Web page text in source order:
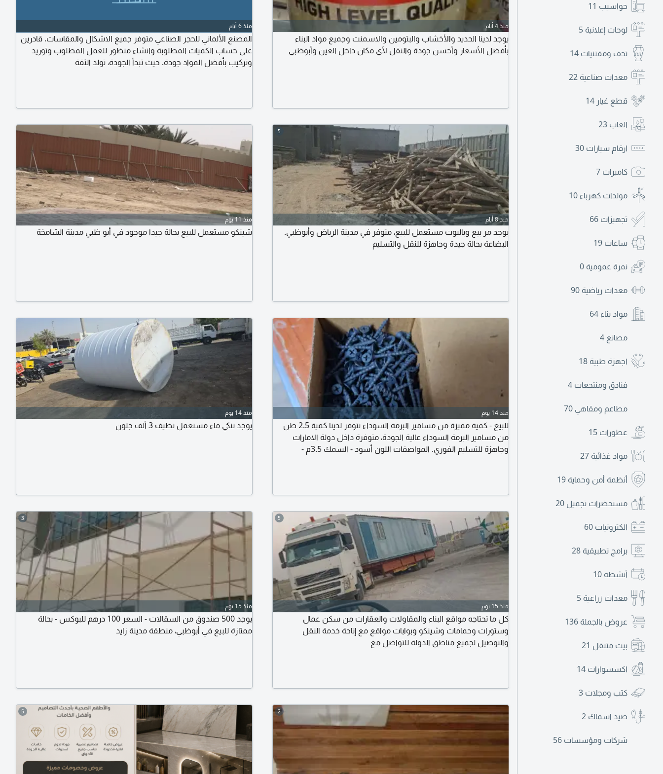
حواسيب 11
لوحات إعلانية 5
تحف ومقتنيات 14
معدات صناعية 22
قطع غيار 14
العاب 23
ارقام سيارات 30
كاميرات 7
مولدات كهرباء 10
تجهيزات 66
ساعات 19
نمرة عمومية 0
معدات رياضية 90
مواد بناء 64
مصانع 4
اجهزة طبية 18
فنادق ومنتجعات 4
مطاعم ومقاهي 70
عطورات 15
مواد غذائية 27
أنظمة أمن وحماية 19
مستحضرات تجميل 20
الكترونيات 60
برامج تطبيقية 28
أنشطة 10
معدات زراعية 5
عروض بالجملة 136
بيت متنقل 21
اكسسوارات 14
كتب ومجلات 3
صيد اسماك 2
شركات ومؤسسات 56
منذ 4 أيام
يوجد لدينا الحديد والأخشاب والبتومين والاسمنت وجميع مواد البناء
بأفضل الأسعار وأحسن جودة والنقل لأي مكان داخل العين وأبوظبي
منذ 6 أيام
المصنع الألماني للحجر الصناعي متوفر جميع الاشكال والمقاسات. قادرين
على حساب الكميات المطلوبة وانشاء منظور للعمل المطلوب وتوريد
وتركيب بأفضل المواد جودة. حيث تبدأ الجودة، تولد الثقة
5
منذ 8 أيام
يوجد مر بيع وباليوت مستعمل للبيع، متوفر في مدينة الرياض وأبوظبي.
البضاعة بحالة جيدة وجاهزة للنقل والتسليم
منذ 11 يوم
شينكو مستعمل للبيع بحالة جيدا موجود في أبو ظبي مدينة الشامخة
منذ 14 يوم
للبيع - كمية مميزة من مسامير البرمة السوداء تتوفر لدينا كمية 2.5 طن
من مسامير البرمة السوداء عالية الجودة، متوفرة داخل دولة الامارات
وجاهزة للتسليم الفوري. المواصفات اللون أسود - السمك 3.5م -
منذ 14 يوم
يوجد تنكي ماء مستعمل نظيف 3 ألف جلون
5
منذ 15 يوم
كل ما تحتاجه مواقع البناء والمقاولات والعقارات من سكن عمال
وستورات وحمامات وشينكو وبوابات مواقع مع إتاحة خدمة النقل
والتوصيل لجميع مناطق الدولة للتواصل مع
3
منذ 15 يوم
يوجد 500 صندوق من السقالات - السعر 100 درهم للبوكس - بحالة
ممتازة للبيع في أبوظبي، منطقة مدينة زايد
2
5